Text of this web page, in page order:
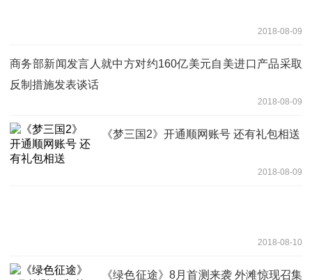
2018-08-09
商务部新闻发言人就中方对约160亿美元自美进口产品采取
反制措施发表谈话
2018-08-09
《梦三国2》开通顺网账号 还有礼包相送
2018-08-09
2018-08-10
《绿色征途》8月首测来袭 外滩惊现召集